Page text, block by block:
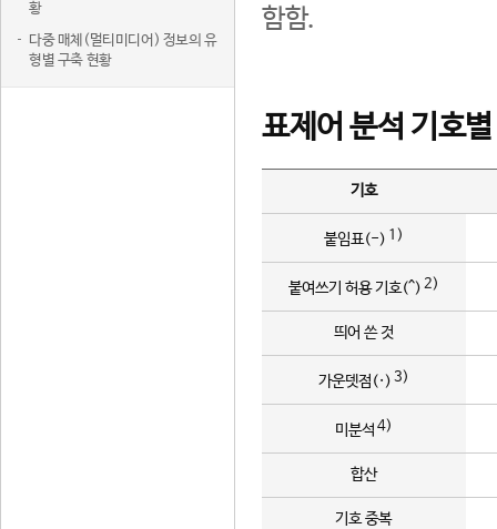
황
다중 매체(멀티미디어) 정보의 유
형별 구축 현황
함함.
표제어 분석 기호
기호
붙임표(-) 1)
붙여쓰기 허용 기호(^) 2)
띄어 쓴 것
가운뎃점(·) 3)
미분석 4)
합산
기호 중복